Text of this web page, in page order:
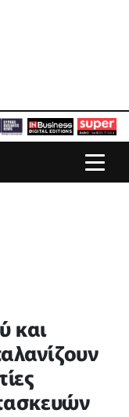
και